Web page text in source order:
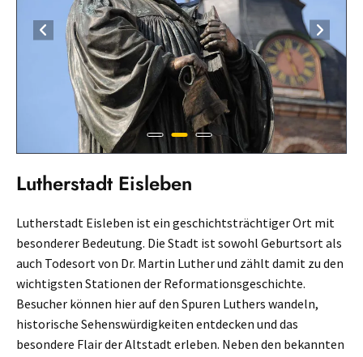
Lutherstadt Eisleben
Lutherstadt Eisleben ist ein geschichtsträchtiger Ort mit
besonderer Bedeutung. Die Stadt ist sowohl Geburtsort als
auch Todesort von Dr. Martin Luther und zählt damit zu den
wichtigsten Stationen der Reformationsgeschichte.
Besucher können hier auf den Spuren Luthers wandeln,
historische Sehenswürdigkeiten entdecken und das
besondere Flair der Altstadt erleben. Neben den bekannten